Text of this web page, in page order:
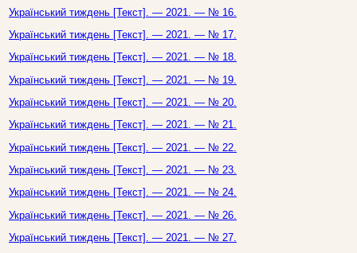
Український тиждень [Текст]. — 2021. — № 16.
Український тиждень [Текст]. — 2021. — № 17.
Український тиждень [Текст]. — 2021. — № 18.
Український тиждень [Текст]. — 2021. — № 19.
Український тиждень [Текст]. — 2021. — № 20.
Український тиждень [Текст]. — 2021. — № 21.
Український тиждень [Текст]. — 2021. — № 22.
Український тиждень [Текст]. — 2021. — № 23.
Український тиждень [Текст]. — 2021. — № 24.
Український тиждень [Текст]. — 2021. — № 26.
Український тиждень [Текст]. — 2021. — № 27.